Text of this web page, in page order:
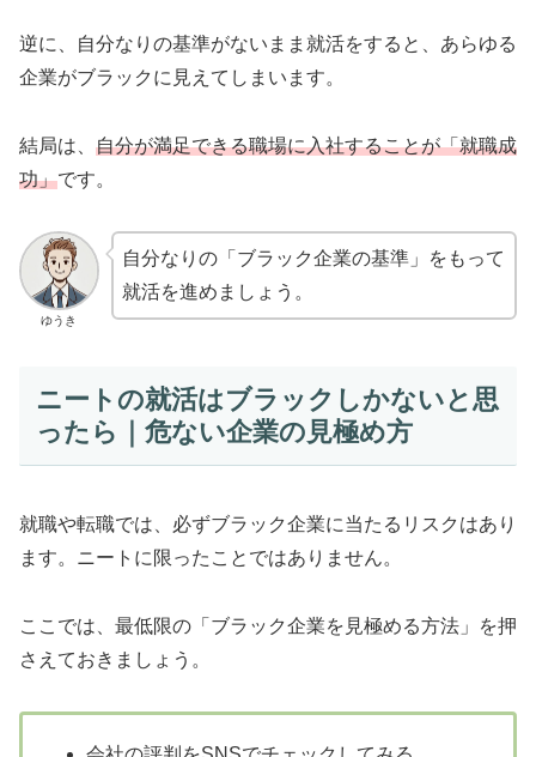
逆に、自分なりの基準がないまま就活をすると、あらゆる
企業がブラックに見えてしまいます。
結局は、 自分が満足できる職場に入社することが「就職成
功」です。
ゆうき
自分なりの「ブラック企業の基準」をもって
就活を進めましょう。
ニートの就活はブラックしかないと思
ったら｜危ない企業の見極め方
就職や転職では、必ずブラック企業に当たるリスクはあり
ます。ニートに限ったことではありません。
ここでは、最低限の「ブラック企業を見極める方法」を押
さえておきましょう。